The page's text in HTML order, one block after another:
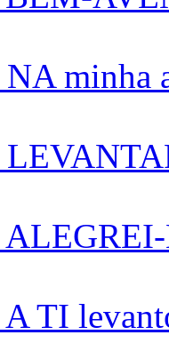
NA minha
ALEGREI-
A TI